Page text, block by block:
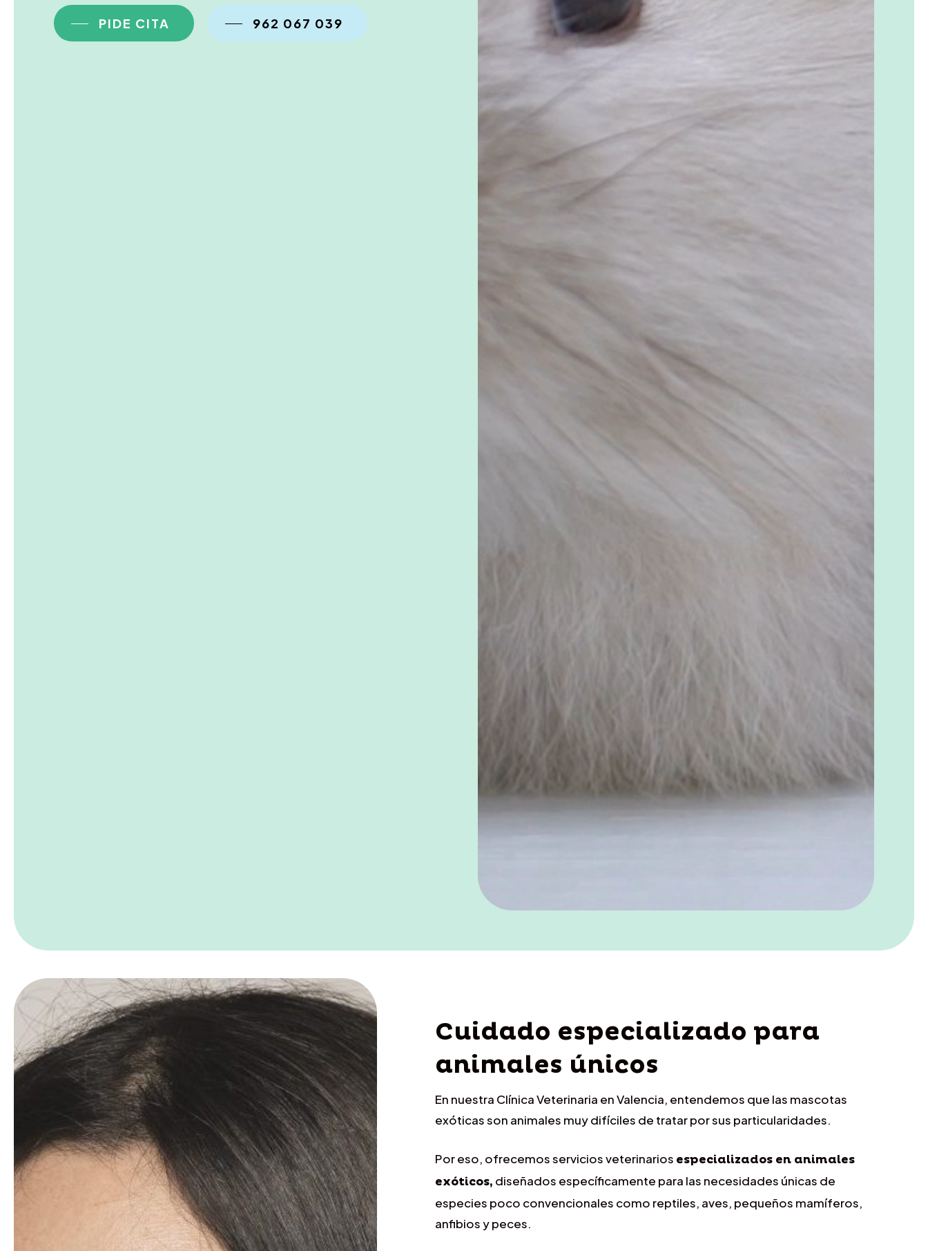
PIDE CITA 962 067 039
Cuidado especializado para
animales únicos
En nuestra Clínica Veterinaria en Valencia, entendemos que las mascotas
exóticas son animales muy difíciles de tratar por sus particularidades.
Por eso, ofrecemos servicios veterinarios especializados en animales
exóticos, diseñados específicamente para las necesidades únicas de
especies poco convencionales como reptiles, aves, pequeños mamíferos,
anfibios y peces.